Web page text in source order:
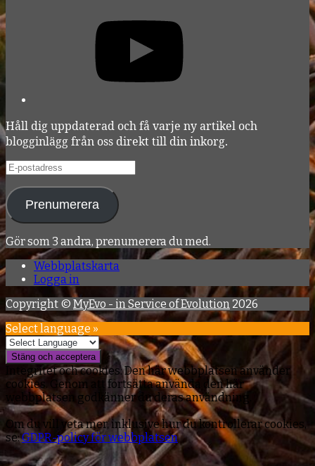
Håll dig uppdaterad och få varje ny artikel och
blogginlägg från oss direkt till din inkorg.
E-
postadress
Prenumerera
Gör som 3 andra, prenumerera du med.
Webbplatskarta
Logga in
Copyright © MyEvo - in Service of Evolution 2026
Select language »
Integritet och cookies: Den här webbplatsen använder
cookies. Genom att fortsätta använda den här
webbplatsen godkänner du deras användning.
Om du vill veta mer, inklusive hur du kontrollerar cookies,
se:GDPR-policy för webbplatsen